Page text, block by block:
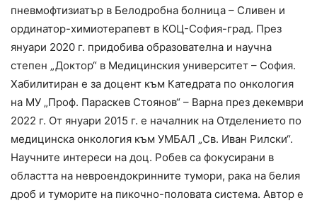
пневмофтизиатър в Белодробна болница – Сливен и
ординатор-химиотерапевт в КОЦ-София-град. През
януари 2020 г. придобива образователна и научна
степен „Доктор“ в Медицинския университет – София.
Хабилитиран е за доцент към Катедрата по онкология
на МУ „Проф. Параскев Стоянов“ – Варна през декември
2022 г. От януари 2015 г. е началник на Отделението по
медицинска онкология към УМБАЛ „Св. Иван Рилски“.
Научните интереси на доц. Робев са фокусирани в
областта на невроендокринните тумори, рака на белия
дроб и туморите на пикочно-половата система. Автор е